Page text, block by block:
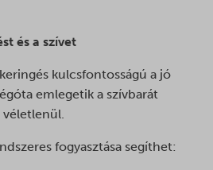
és a szívet
kulcsfontosságú a jó
emlegetik a szívbarát
fogyasztása segíthet: